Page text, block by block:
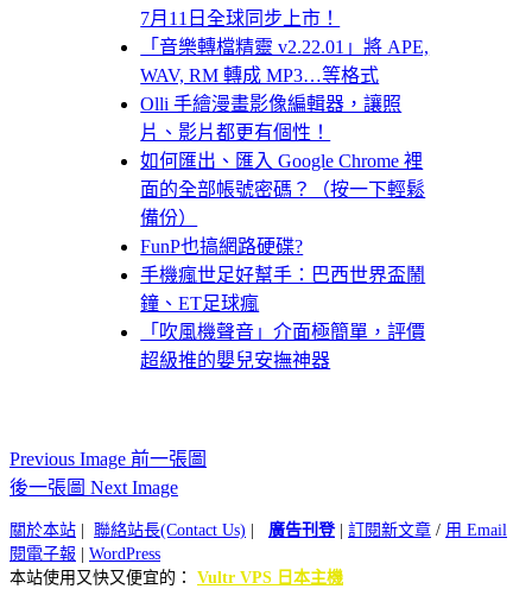
7月11日全球同步上市！
「音樂轉檔精靈 v2.22.01」將 APE,
WAV, RM 轉成 MP3…等格式
Olli 手繪漫畫影像編輯器，讓照
片、影片都更有個性！
如何匯出、匯入 Google Chrome 裡
面的全部帳號密碼？（按一下輕鬆
備份）
FunP也搞網路硬碟?
手機瘋世足好幫手：巴西世界盃鬧
鐘、ET足球瘋
「吹風機聲音」介面極簡單，評價
超級推的嬰兒安撫神器
Previous Image 前一張圖
後一張圖 Next Image
關於本站 聯絡站長(Contact Us) 廣告刊登| 訂閱新文章 / 用 Email
閱電子報
WordPress
本站使用又快又便宜的： Vultr VPS 日本主機